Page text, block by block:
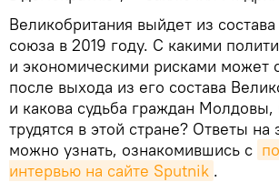
Великобритания выйдет из
союза в 2019 году. С какими
и экономическими рисками может
после выхода из его состава
и какова судьба граждан Молдовы,
трудятся в этой стране? Ответы на
можно узнать, ознакомившись с
интервью на сайте Sputnik .